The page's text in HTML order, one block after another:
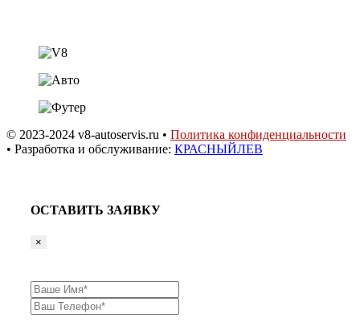
© 2023-2024 v8-autoservis.ru • Политика конфиденциальности
• Разработка и обслуживание: КРАСНЫЙЛЕВ
ОСТАВИТЬ ЗАЯВКУ
×